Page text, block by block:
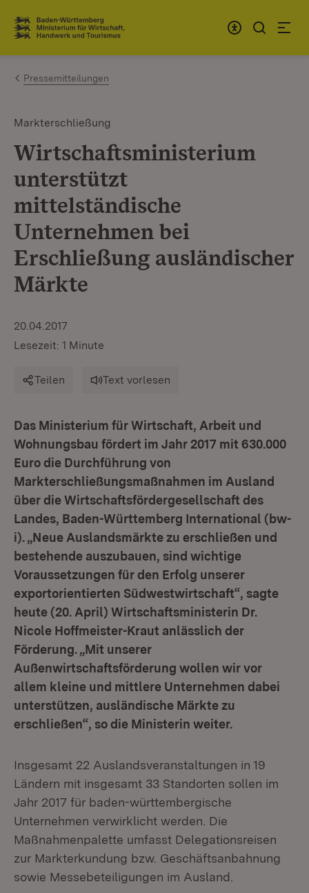
Zum Inhalt springen
Link zur Startseite
Pressemitteilungen
Markterschließung
Wirtschaftsministerium
unterstützt
mittelständische
Unternehmen bei
Erschließung ausländischer
Märkte
20.04.2017
Lesezeit: 1 Minute
Teilen Text vorlesen
Das Ministerium für Wirtschaft, Arbeit und
Wohnungsbau fördert im Jahr 2017 mit 630.000
Euro die Durchführung von
Markterschließungsmaßnahmen im Ausland
über die Wirtschaftsfördergesellschaft des
Landes, Baden-Württemberg International (bw-
i). „Neue Auslandsmärkte zu erschließen und
bestehende auszubauen, sind wichtige
Voraussetzungen für den Erfolg unserer
exportorientierten Südwestwirtschaft“, sagte
heute (20. April) Wirtschaftsministerin Dr.
Nicole Hoffmeister-Kraut anlässlich der
Förderung. „Mit unserer
Außenwirtschaftsförderung wollen wir vor
allem kleine und mittlere Unternehmen dabei
unterstützen, ausländische Märkte zu
erschließen“, so die Ministerin weiter.
Insgesamt 22 Auslandsveranstaltungen in 19
Ländern mit insgesamt 33 Standorten sollen im
Jahr 2017 für baden-württembergische
Unternehmen verwirklicht werden. Die
Maßnahmenpalette umfasst Delegationsreisen
zur Markterkundung bzw. Geschäftsanbahnung
sowie Messebeteiligungen im Ausland.